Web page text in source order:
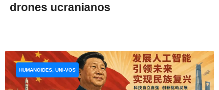
drones ucranianos
HUMANOIDES, UNI-VOS